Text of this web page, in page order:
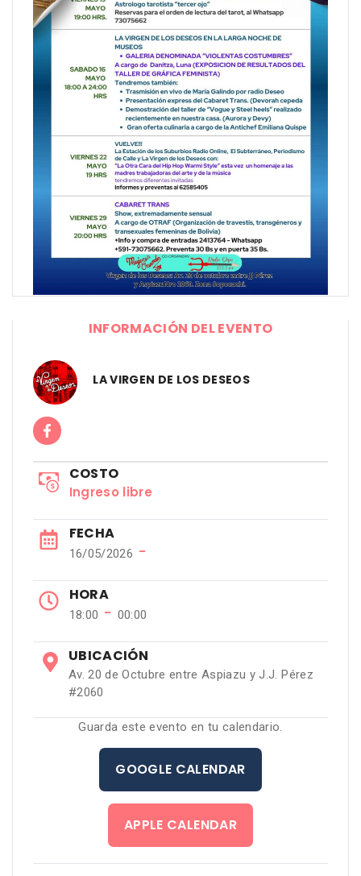
INFORMACIÓN DEL EVENTO
LA VIRGEN DE LOS DESEOS
COSTO
Ingreso libre
FECHA
16/05/2026 −
HORA
18:00 − 00:00
UBICACIÓN
Av. 20 de Octubre entre Aspiazu y J.J. Pérez
#2060
Guarda este evento en tu calendario.
GOOGLE CALENDAR
APPLE CALENDAR